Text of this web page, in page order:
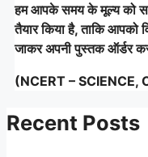
हम आपके समय के मूल्य को
तैयार किया है, ताकि आपको
जाकर अपनी पुस्तक ऑर्डर
(NCERT – SCIENCE,
Recent Posts